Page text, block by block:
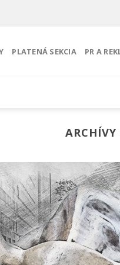
PLATENÁ SEKCIA PR A